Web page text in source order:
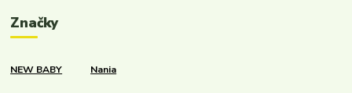
Značky
NEW BABY Nania